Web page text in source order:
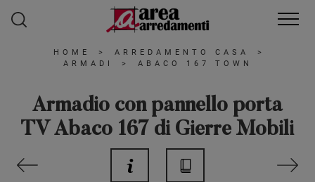
HOME > ARREDAMENTO CASA
>
ARMADI
> ABACO 167 TOWN
Armadio con pannello porta
TV Abaco 167 di Gierre Mobili